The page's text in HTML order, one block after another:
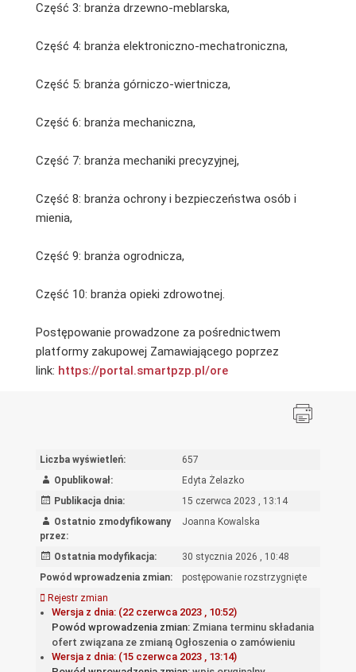
Część 3: branża drzewno-meblarska,
Część 4: branża elektroniczno-mechatroniczna,
Część 5: branża górniczo-wiertnicza,
Część 6: branża mechaniczna,
Część 7: branża mechaniki precyzyjnej,
Część 8: branża ochrony i bezpieczeństwa osób i
mienia,
Część 9: branża ogrodnicza,
Część 10: branża opieki zdrowotnej.
Postępowanie prowadzone za pośrednictwem
platformy zakupowej Zamawiającego poprzez
link: https://portal.smartpzp.pl/ore
Liczba wyświetleń:
657
Opublikował:
Edyta Żelazko
Publikacja dnia:
15 czerwca 2023 , 13:14
Ostatnio zmodyfikowany
przez:
Joanna Kowalska
Ostatnia modyfikacja:
30 stycznia 2026 , 10:48
Powód wprowadzenia zmian:
postępowanie rozstrzygnięte
Rejestr zmian
Wersja z dnia: (22 czerwca 2023 , 10:52)
Powód wprowadzenia zmian: Zmiana terminu składania
ofert związana ze zmianą Ogłoszenia o zamówieniu
Wersja z dnia: (15 czerwca 2023 , 13:14)